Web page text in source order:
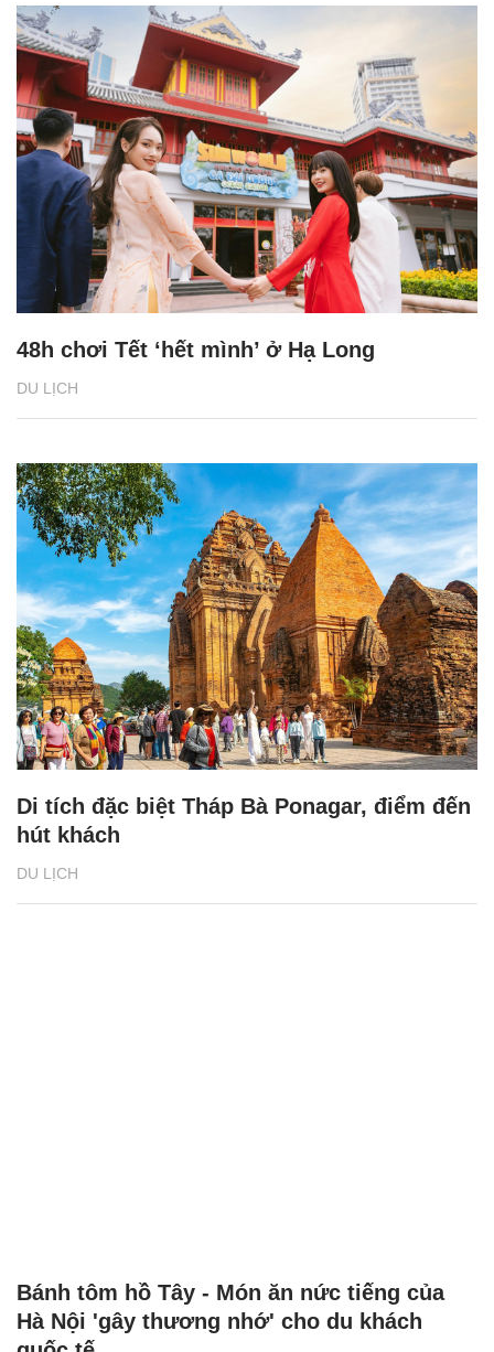
DU LỊCH
48h chơi Tết ‘hết mình’ ở Hạ Long
DU LỊCH
Di tích đặc biệt Tháp Bà Ponagar, điểm đến
hút khách
Bánh tôm hồ Tây - Món ăn nức tiếng của
Hà Nội 'gây thương nhớ' cho du khách